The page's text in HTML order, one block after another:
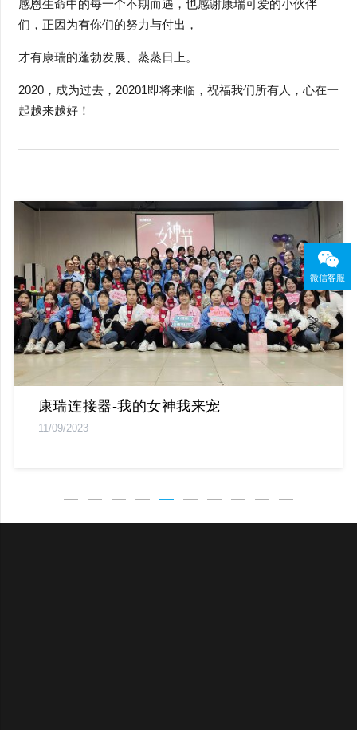
感恩生命中的每一个不期而遇，也感谢康瑞可爱的小伙伴
们，正因为有你们的努力与付出，
才有康瑞的蓬勃发展、蒸蒸日上。
2020，成为过去，20201即将来临，祝福我们所有人，心在一
起越来越好！
康瑞连接器-我的女神我来宠
11/09/2023
微信客服